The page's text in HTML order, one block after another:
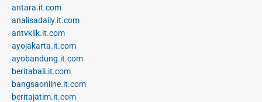
antara.it.com
analisadaily.it.com
antvklik.it.com
ayojakarta.it.com
ayobandung.it.com
beritabali.it.com
bangsaonline.it.com
beritajatim.it.com